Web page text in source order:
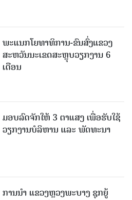
ພະແນກໂຍທາທິການ-ຂົນສົ່ງແຂວງ
ສະຫວັນນະເຂດສະຫຼຸບວຽກງານ 6
ເດືອນ
ມອບລົດຈັກໃຫ້ 3 ຕາແສງ ເພື່ອຮັບໃຊ້
ວຽກງານບໍລິຫານ ແລະ ພັດທະນາ
ການນຳ ແຂວງຫຼວງພະບາງ ຊຸກຍູ້